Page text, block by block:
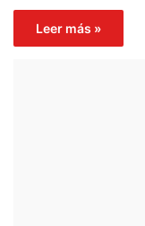
Leer más »